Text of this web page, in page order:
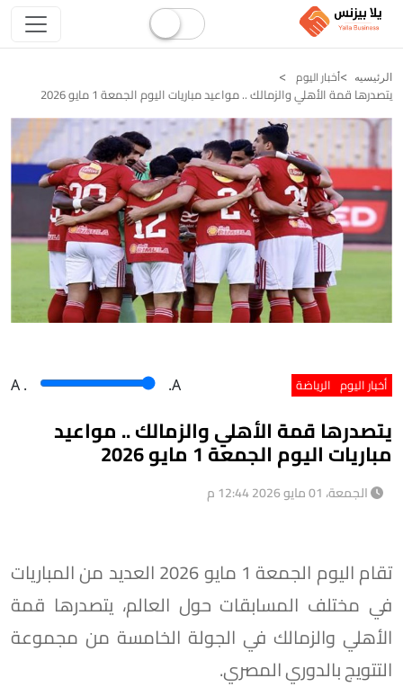
الرئيسيه أخبار اليوم
يتصدرها قمة الأهلي والزمالك .. مواعيد مباريات اليوم الجمعة 1 مايو 2026
أخبار اليوم الرياضة A . .A
يتصدرها قمة الأهلي والزمالك .. مواعيد
مباريات اليوم الجمعة 1 مايو 2026
الجمعة، 01 مايو 2026 12:44 م
تقام اليوم الجمعة 1 مايو 2026 العديد من المباريات
في مختلف المسابقات حول العالم، يتصدرها قمة
الأهلي والزمالك في الجولة الخامسة من مجموعة
التتويج بالدوري المصري.